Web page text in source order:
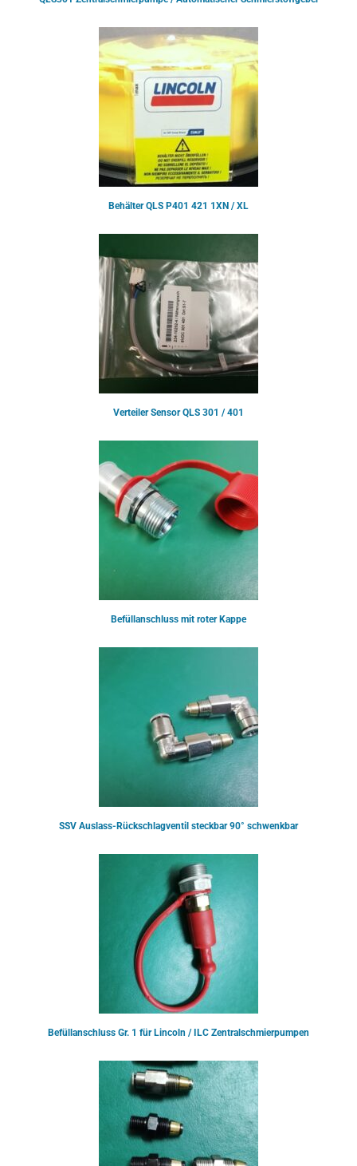
Behälter QLS P401 421 1XN / XL
Verteiler Sensor QLS 301 / 401
Befüllanschluss mit roter Kappe
SSV Auslass-Rückschlagventil steckbar 90° schwenkbar
Befüllanschluss Gr. 1 für Lincoln / ILC Zentralschmierpumpen